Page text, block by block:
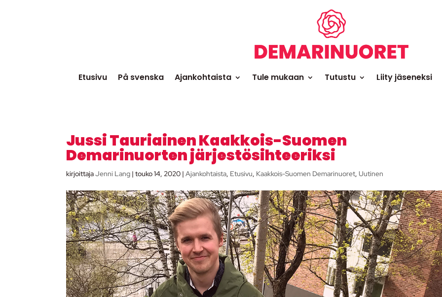
Etusivu På svenska Ajankohtaista Tule mukaan Tutustu Liity jäseneksi
Jussi Tauriainen Kaakkois-Suomen
Demarinuorten järjestösihteeriksi
kirjoittajaJenni Lang |touko 14, 2020 |Ajankohtaista, Etusivu, Kaakkois-Suomen Demarinuoret, Uutinen